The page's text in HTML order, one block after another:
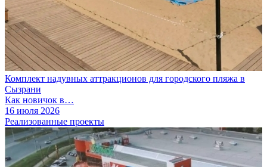
Комплект надувных аттракционов для городского пляжа в
Сызрани
Как новичок в…
16 июля 2026
Реализованные проекты